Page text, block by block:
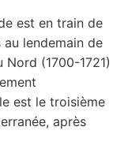
est en train de
lendemain de
(1700-1721)
est le troisième
après